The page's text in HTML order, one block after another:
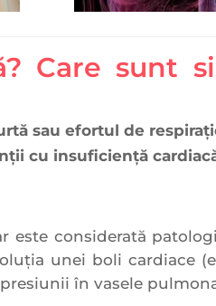
Care sunt
sau efortul de
cu insuficiență
considerată
unei boli cardiace
în vasele